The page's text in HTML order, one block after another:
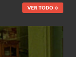
VER TODO